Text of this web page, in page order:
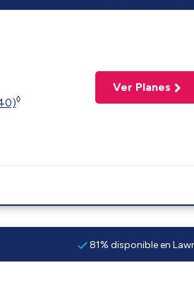
◊
Ver Planes
81% disponible en